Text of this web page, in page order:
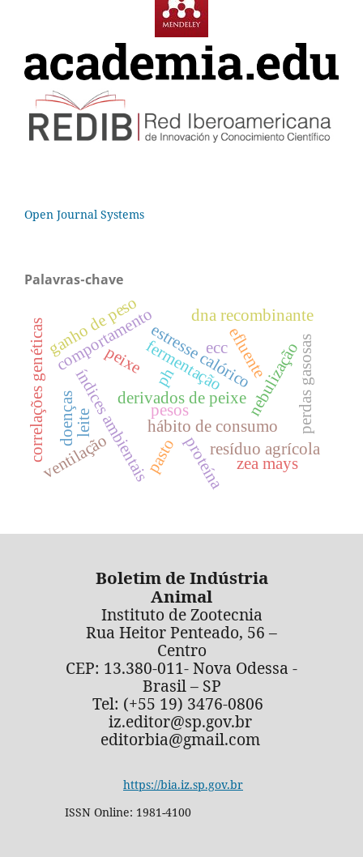
Open Journal Systems
Palavras-chave
peixe
derivados de peixe
hábito de consumo
comportamentoestresse calórico
índices ambientais nebulização
ventilação
efluente
fermentação
ph
proteínaresíduo agrícola
dna recombinante
zea mays
perdas gasosas
correlações genéticas pesos
ganho de peso
pasto
doençasleite
ecc
Boletim de Indústria
Animal
Instituto de Zootecnia
Rua Heitor Penteado, 56 –
Centro
CEP: 13.380-011- Nova Odessa -
Brasil – SP
Tel: (+55 19) 3476-0806
iz.editor@sp.gov.br
editorbia@gmail.com
https://bia.iz.sp.gov.br
ISSN Online: 1981-4100